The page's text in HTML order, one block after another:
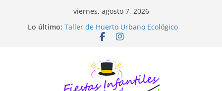
viernes, agosto 7, 2026
Lo último: Taller de Huerto Urbano Ecológico
TALLER FOTOGRAFÍA LA NATURALEZA
Trivial Virtual para niños